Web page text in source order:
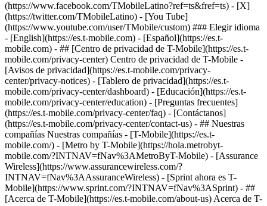
(https://www.facebook.com/TMobileLatino?ref=ts&fref=ts) - [X]
(https://twitter.com/TMobileLatino) - [You Tube]
(https://www.youtube.com/user/TMobile/custom) ### Elegir idioma
- [English](https://es.t-mobile.com) - [Español](https://es.t-
mobile.com) - ## [Centro de privacidad de T-Mobile](https://es.t-
mobile.com/privacy-center) Centro de privacidad de T-Mobile -
[Avisos de privacidad](https://es.t-mobile.com/privacy-
center/privacy-notices) - [Tablero de privacidad](https://es.t-
mobile.com/privacy-center/dashboard) - [Educación](https://es.t-
mobile.com/privacy-center/education) - [Preguntas frecuentes]
(https://es.t-mobile.com/privacy-center/faq) - [Contáctanos]
(https://es.t-mobile.com/privacy-center/contact-us) - ## Nuestras
compañías Nuestras compañías - [T-Mobile](https://es.t-
mobile.com/) - [Metro by T-Mobile](https://hola.metrobyt-
mobile.com/?INTNAV=fNav%3AMetroByT-Mobile) - [Assurance
Wireless](https://www.assurancewireless.com/?
INTNAV=fNav%3AAssuranceWireless) - [Sprint ahora es T-
Mobile](https://www.sprint.com/?INTNAV=fNav%3ASprint) - ##
[Acerca de T-Mobile](https://es.t-mobile.com/about-us) Acerca de T-